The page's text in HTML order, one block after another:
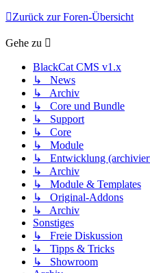
Zurück zur Foren-Übersicht
Gehe zu
BlackCat CMS v1.x
↳ News
↳ Archiv
↳ Core und Bundle
↳ Support
↳ Core
↳ Module
↳ Entwicklung
↳ Archiv
↳ Module & Templates
↳ Original-Addons
↳ Archiv
Sonstiges
↳ Freie Diskussion
↳ Tipps & Tricks
↳ Showroom